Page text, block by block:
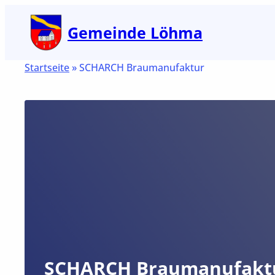
Inhalt
springen
Gemeinde Löhma
Startseite»SCHARCH Braumanufaktur
SCHARCH